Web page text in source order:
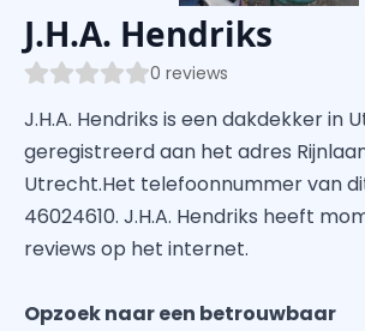
J.H.A. Hendriks
0 reviews
J.H.A. Hendriks is een dakdekker in
geregistreerd aan het adres Rijnlaan
Utrecht.Het telefoonnummer van
46024610. J.H.A. Hendriks heeft
reviews op het internet.
Opzoek naar een betrouwbaar